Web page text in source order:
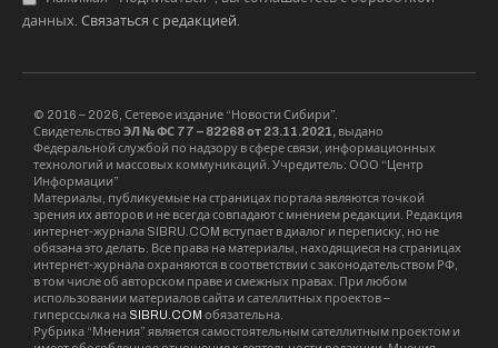
при этом такие переезды не воспринимаются
становятся важной частью путешествия, где
за окном постоянно меняется картина: леса
сменяются полями, равнины переходят в
холмистые зоны, а затем снова раскрываются
бескрайние пространства.
Один из самых логичных и часто
используемых маршрутов проходит через
Новосибирск, Томск и Красноярск. Это три